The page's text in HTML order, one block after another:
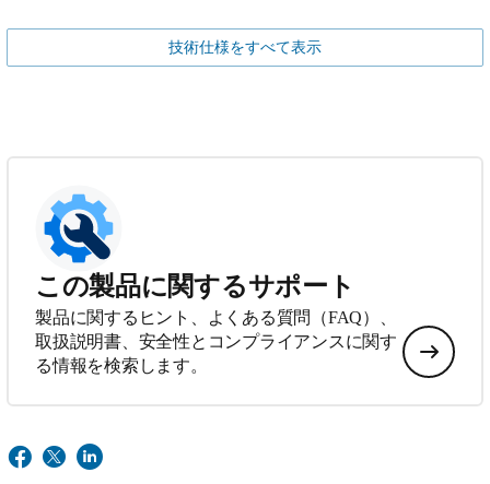
技術仕様をすべて表示
この製品に関するサポート
製品に関するヒント、よくある質問（FAQ）、
取扱説明書、安全性とコンプライアンスに関す
る情報を検索します。